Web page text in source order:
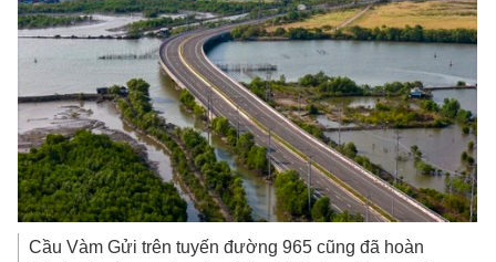
Cầu Vàm Gửi trên tuyến đường 965 cũng đã hoàn